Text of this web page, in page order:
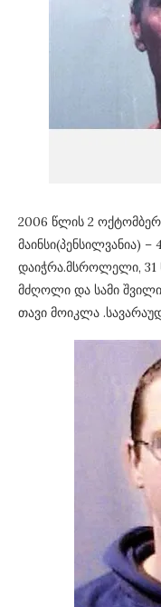
2006 წლის 2
მაინსი(პენსილვანია)
დაიჭრა.მსროლელი,
მძღოლი და სამი
თავი მოიკლა